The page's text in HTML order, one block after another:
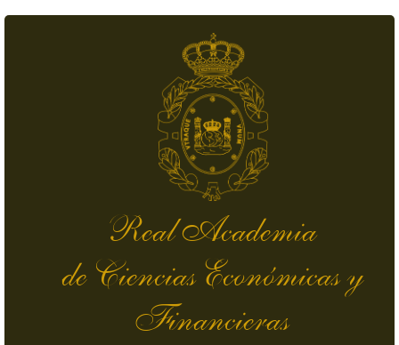
Real Academia
de Ciencias Económicas y
Financieras